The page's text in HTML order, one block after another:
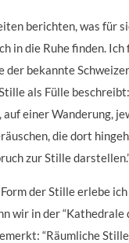
berichten, was für
in die Ruhe finden. Ich
der bekannte Schweizer
als Fülle
auf einer Wanderung,
die dort
zur Stille
der Stille erlebe ich
wir in der “Kathedrale
“Räumliche